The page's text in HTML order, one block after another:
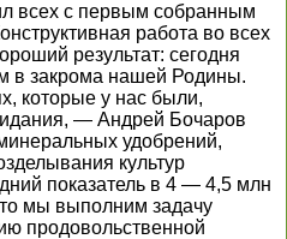
всех с первым собранным
работа во всех
результат: сегодня
в закрома нашей Родины.
которые у нас были,
— Андрей Бочаров
удобрений,
культур
показатель в 4 — 4,5 млн
мы выполним задачу
продовольственной